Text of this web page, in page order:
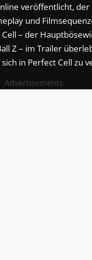
veröffentlicht, der
und
– der
Z – im Trailer
in Perfect Cell zu
Advertisements